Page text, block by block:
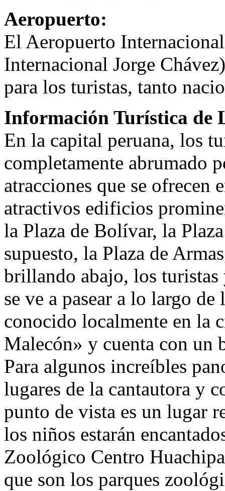
Aeropuerto:
El Aeropuerto
Internacional Jorge
para los turistas, tanto
Información Turística de
En la capital peruana, los
completamente abrumado
atracciones que se ofrecen
atractivos edificios
la Plaza de Bolívar, la
supuesto, la Plaza de
brillando abajo, los
se ve a pasear a lo largo
conocido localmente en la
Malecón» y cuenta con un
Para algunos increíbles
lugares de la cantautora y
punto de vista es un lugar
los niños estarán
Zoológico Centro
que son los parques